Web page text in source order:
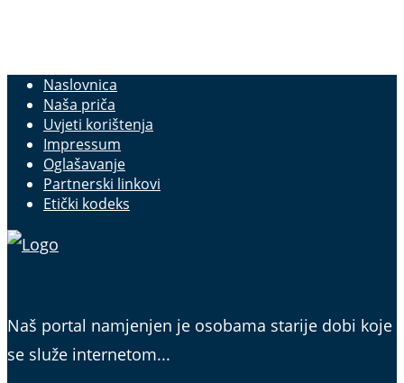
Naslovnica
Naša priča
Uvjeti korištenja
Impressum
Oglašavanje
Partnerski linkovi
Etički kodeks
Naš portal namjenjen je osobama starije dobi koje
se služe internetom...